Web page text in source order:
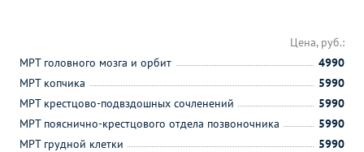
Цена, руб.:
МРТ головного мозга и орбит
4990
МРТ копчика
5990
МРТ крестцово-подвздошных сочленений
5990
МРТ пояснично-крестцового отдела позвоночника
5990
МРТ грудной клетки
5990